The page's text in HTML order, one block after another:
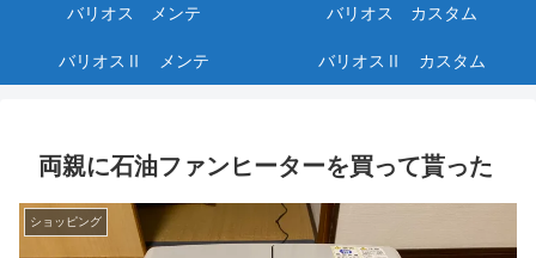
バリオス メンテ バリオス カスタム
バリオスⅡ メンテ バリオスⅡ カスタム
両親に石油ファンヒーターを買って貰った
ショッピング